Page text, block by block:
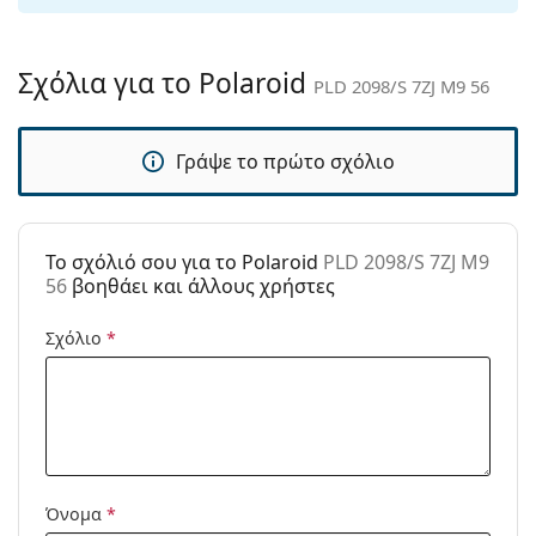
Πανί
καθαρισμού:
Ναι
Τύπος:
Ανδρικά
Μάρκα:
Polaroid
PLD 2098/S 7ZJ M9 56
συνταγή:
Σχόλια για το Polaroid PLD 2098/S 7ZJ M9 56
Γράψε το πρώτο σχόλιο
To σχόλιό σου για το Polaroid PLD 2098/S 7ZJ M9
56 βοηθάει και άλλους χρήστες
Σχόλιο *
Όνομα *